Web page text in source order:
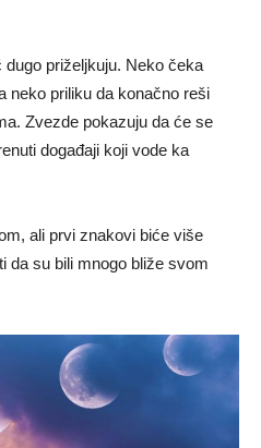
priželjkuju. Neko čeka
neko priliku da konačno reši
Zvezde pokazuju da će se
događaji koji vode ka
ali prvi znakovi biće više
da su bili mnogo bliže svom